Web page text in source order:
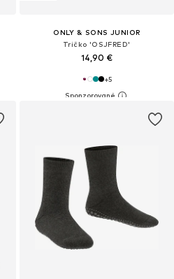
ONLY & SONS JUNIOR
Tričko 'OSJFRED'
14,90 €
+5